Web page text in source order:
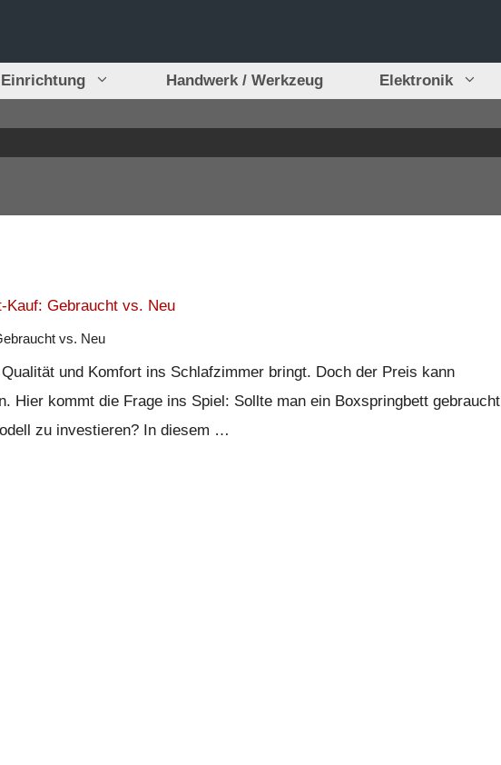
Einrichtung Handwerk / Werkzeug Elektronik
vs. Neu
und Komfort ins Schlafzimmer bringt. Doch der Preis kann
Hier kommt die Frage ins Spiel: Sollte man ein Boxspringbett gebraucht
zu investieren? In diesem …